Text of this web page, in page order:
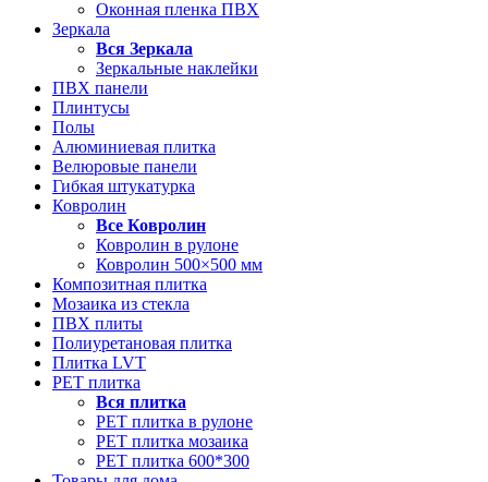
Оконная пленка ПВХ
Зеркала
Вся Зеркала
Зеркальные наклейки
ПВХ панели
Плинтусы
Полы
Алюминиевая плитка
Велюровые панели
Гибкая штукатурка
Ковролин
Все Ковролин
Ковролин в рулоне
Ковролин 500×500 мм
Композитная плитка
Мозаика из стекла
ПВХ плиты
Полиуретановая плитка
Плитка LVT
РЕТ плитка
Вся плитка
РЕТ плитка в рулоне
РЕТ плитка мозаика
РЕТ плитка 600*300